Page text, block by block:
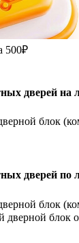
500₽
дверей на
блок
дверей по
блок
дверной блок